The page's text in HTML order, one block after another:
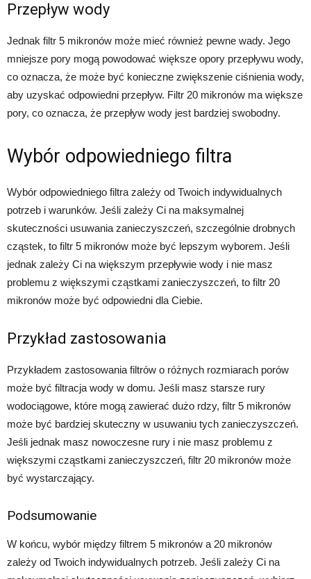
Przepływ wody
Jednak filtr 5 mikronów może mieć również pewne wady. Jego
mniejsze pory mogą powodować większe opory przepływu wody,
co oznacza, że może być konieczne zwiększenie ciśnienia wody,
aby uzyskać odpowiedni przepływ. Filtr 20 mikronów ma większe
pory, co oznacza, że przepływ wody jest bardziej swobodny.
Wybór odpowiedniego filtra
Wybór odpowiedniego filtra zależy od Twoich indywidualnych
potrzeb i warunków. Jeśli zależy Ci na maksymalnej
skuteczności usuwania zanieczyszczeń, szczególnie drobnych
cząstek, to filtr 5 mikronów może być lepszym wyborem. Jeśli
jednak zależy Ci na większym przepływie wody i nie masz
problemu z większymi cząstkami zanieczyszczeń, to filtr 20
mikronów może być odpowiedni dla Ciebie.
Przykład zastosowania
Przykładem zastosowania filtrów o różnych rozmiarach porów
może być filtracja wody w domu. Jeśli masz starsze rury
wodociągowe, które mogą zawierać dużo rdzy, filtr 5 mikronów
może być bardziej skuteczny w usuwaniu tych zanieczyszczeń.
Jeśli jednak masz nowoczesne rury i nie masz problemu z
większymi cząstkami zanieczyszczeń, filtr 20 mikronów może
być wystarczający.
Podsumowanie
W końcu, wybór między filtrem 5 mikronów a 20 mikronów
zależy od Twoich indywidualnych potrzeb. Jeśli zależy Ci na